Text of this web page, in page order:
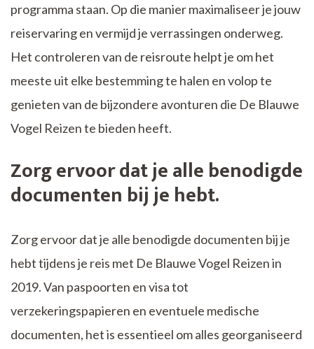
programma staan. Op die manier maximaliseer je jouw
reiservaring en vermijd je verrassingen onderweg.
Het controleren van de reisroute helpt je om het
meeste uit elke bestemming te halen en volop te
genieten van de bijzondere avonturen die De Blauwe
Vogel Reizen te bieden heeft.
Zorg ervoor dat je alle benodigde
documenten bij je hebt.
Zorg ervoor dat je alle benodigde documenten bij je
hebt tijdens je reis met De Blauwe Vogel Reizen in
2019. Van paspoorten en visa tot
verzekeringspapieren en eventuele medische
documenten, het is essentieel om alles georganiseerd